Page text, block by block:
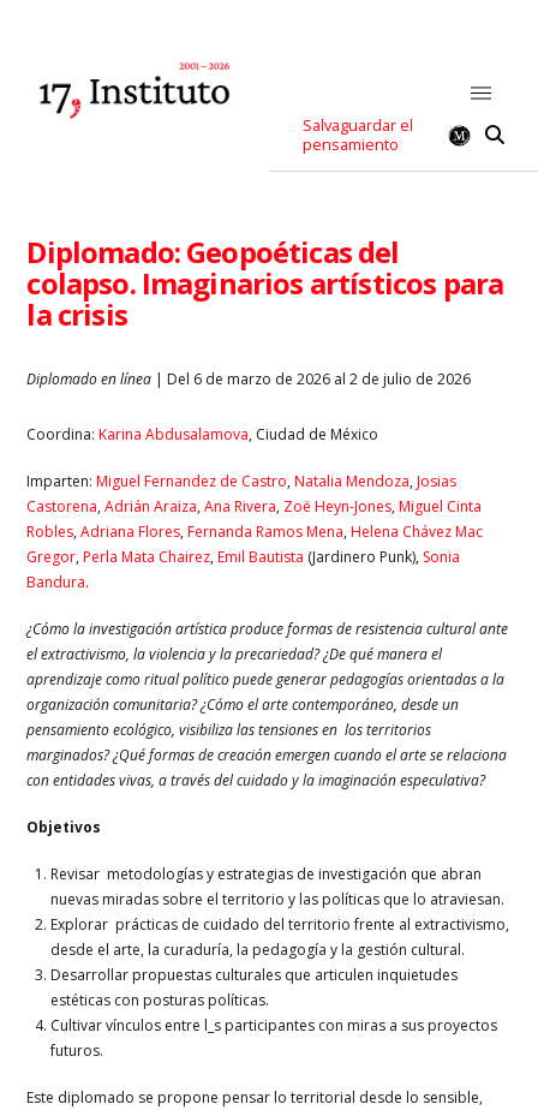
Salvaguardar el
pensamiento
Diplomado: Geopoéticas del
colapso. Imaginarios artísticos para
la crisis
Diplomado en línea | Del 6 de marzo de 2026 al 2 de julio de 2026
Coordina: Karina Abdusalamova, Ciudad de México
Imparten:Miguel Fernandez de Castro,Natalia Mendoza,Josias
Castorena,Adrián Araiza,Ana Rivera, Zoë Heyn-Jones,Miguel Cinta
Robles,Adriana Flores,Fernanda Ramos Mena,Helena Chávez Mac
Gregor,Perla Mata Chairez,Emil Bautista (Jardinero Punk), Sonia
Bandura.
¿Cómo la investigación artística produce formas de resistencia cultural ante
el extractivismo, la violencia y la precariedad? ¿De qué manera el
aprendizaje como ritual político puede generar pedagogías orientadas a la
organización comunitaria?¿Cómo el arte contemporáneo, desde un
pensamiento ecológico, visibiliza las tensiones en los territorios
marginados? ¿Qué formas de creación emergen cuando el arte se relaciona
con entidades vivas, a través del cuidado y la imaginación especulativa?
Objetivos
Revisar metodologías y estrategias de investigación que abran
nuevas miradas sobre el territorio y las políticas que lo atraviesan.
Explorar prácticas de cuidado del territorio frente al extractivismo,
desde el arte, la curaduría, la pedagogía y la gestión cultural.
Desarrollar propuestas culturales que articulen inquietudes
estéticas con posturas políticas.
Cultivar vínculos entre l_s participantes con miras a sus proyectos
futuros.
Este diplomado se propone pensar lo territorial desde lo sensible,